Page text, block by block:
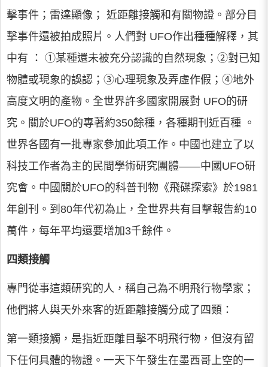
擊事件；雷達顯像； 近距離接觸和有關物證。部分目
擊事件還被拍成照片。人們對 UFO作出種種解釋，其
中有 ： ①某種還未被充分認識的自然現象；②對已知
物體或現象的誤認；③心理現象及弄虛作假；④地外
高度文明的產物。全世界許多國家開展對 UFO的研
究。關於UFO的專著約350餘種，各種期刊近百種 。
世界各國有一批專家參加此項工作。中國也建立了以
科技工作者為主的民間學術研究團體——中國UFO研
究會。中國關於UFO的科普刊物《飛碟探索》於1981
年創刊。到80年代初為止，全世界共有目擊報告約10
萬件，每年平均還要增加3千餘件。
四類接觸
專門從事這類研究的人，稱自己為不明飛行物學家；
他們將人與天外來客的近距離接觸分成了四類：
第一類接觸，是指近距離目擊不明飛行物，但沒有留
下任何具體的物證。一天下午發生在墨西哥上空的一